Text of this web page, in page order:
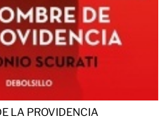
LA PROVIDENCIA